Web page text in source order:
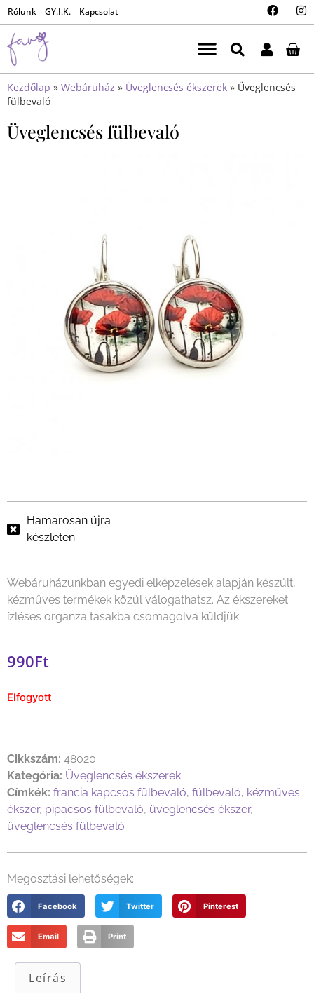
Rólunk GY.I.K. Kapcsolat
Kezdőlap » Webáruház » Üveglencsés ékszerek » Üveglencsés
fülbevaló
Üveglencsés fülbevaló
Hamarosan újra
készleten
Webáruházunkban egyedi elképzelések alapján készült,
kézműves termékek közül válogathatsz. Az ékszereket
ízléses organza tasakba csomagolva küldjük.
990Ft
Elfogyott
Cikkszám: 48020
Kategória: Üveglencsés ékszerek
Címkék: francia kapcsos fülbevaló, fülbevaló, kézműves
ékszer, pipacsos fülbevaló, üveglencsés ékszer,
üveglencsés fülbevaló
Megosztási lehetőségek:
Facebook Twitter Pinterest
Email Print
Leírás